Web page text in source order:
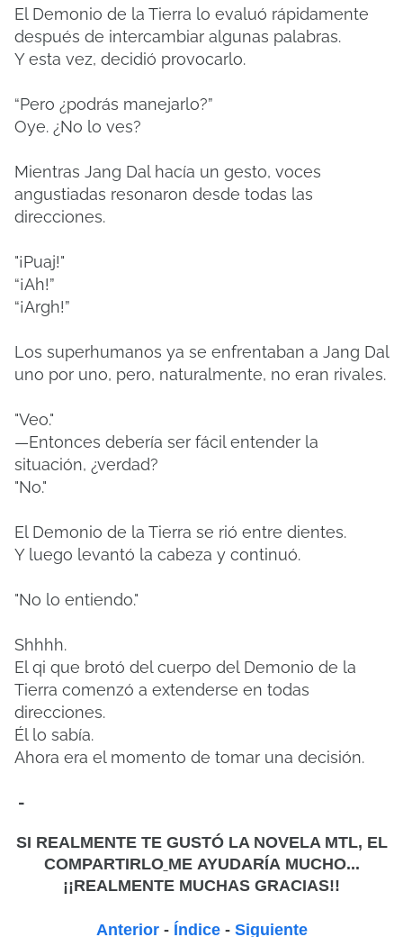
El Demonio de la Tierra lo evaluó rápidamente
después de intercambiar algunas palabras.
Y esta vez, decidió provocarlo.
“Pero ¿podrás manejarlo?”
Oye. ¿No lo ves?
Mientras Jang Dal hacía un gesto, voces
angustiadas resonaron desde todas las
direcciones.
"¡Puaj!"
“¡Ah!”
“¡Argh!”
Los superhumanos ya se enfrentaban a Jang Dal
uno por uno, pero, naturalmente, no eran rivales.
"Veo."
—Entonces debería ser fácil entender la
situación, ¿verdad?
"No."
El Demonio de la Tierra se rió entre dientes.
Y luego levantó la cabeza y continuó.
"No lo entiendo."
Shhhh.
El qi que brotó del cuerpo del Demonio de la
Tierra comenzó a extenderse en todas
direcciones.
Él lo sabía.
Ahora era el momento de tomar una decisión.
-
SI REALMENTE TE GUSTÓ LA NOVELA MTL, EL
COMPARTIRLO ME AYUDARÍA MUCHO...
¡¡REALMENTE MUCHAS GRACIAS!!
Anterior - Índice - Siguiente